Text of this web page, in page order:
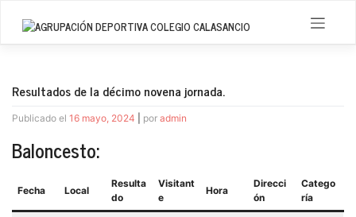
contenido
Resultados de la décimo novena jornada.
Publicado el 16 mayo, 2024 por admin
Baloncesto:
Fecha Local
Resulta
do
Visitant
e
Hora
Direcci
ón
Catego
ría